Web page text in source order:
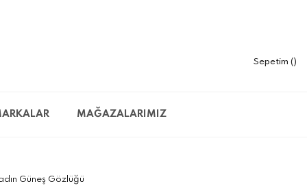
Sepetim
MAĞAZALARIMIZ
Güneş Gözlüğü